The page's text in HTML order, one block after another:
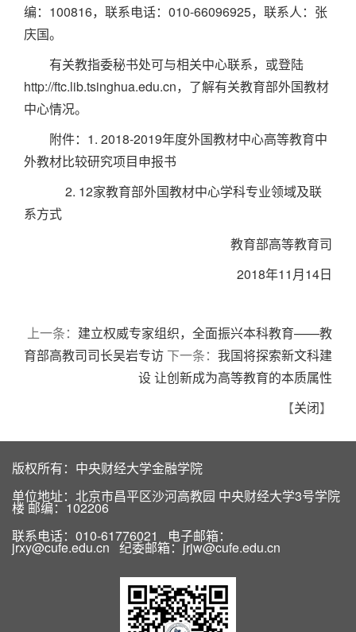
编：100816，联系电话：010-66096925，联系人：张
庆国。
有关教指委秘书处可与相关中心联系，或登陆
http://ftc.lib.tsinghua.edu.cn，了解有关教育部外国教材
中心情况。
附件：1. 2018-2019年度外国教材中心高等教育中
外教材比较研究项目申报书
2. 12家教育部外国教材中心学科专业领域及联
系方式
教育部高等教育司
2018年11月14日
上一条： 建立权威专家组织，全面振兴本科教育——教
育部高教司司长吴岩专访 下一条： 我国将探索新文科建
设 让创新成为高等教育的本质属性
【关闭】
版权所有：中央财经大学金融学院
单位地址：北京市昌平区沙河高教园 中央财经大学3号学院
楼 邮编：102206
联系电话：010-61776021 电子邮箱：
jrxy@cufe.edu.cn 纪委邮箱：jrjw@cufe.edu.cn